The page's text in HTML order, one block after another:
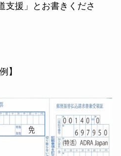
支援」とお書きくださ
】